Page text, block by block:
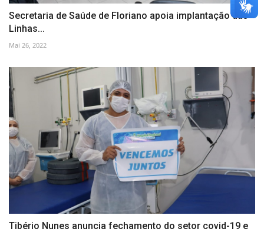
Secretaria de Saúde de Floriano apoia implantação das
Linhas...
Mai 26, 2022
Tibério Nunes anuncia fechamento do setor covid-19 e